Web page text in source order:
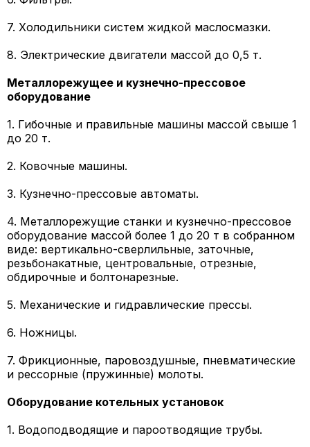
7. Холодильники систем жидкой маслосмазки.
8. Электрические двигатели массой до 0,5 т.
Металлорежущее и кузнечно-прессовое
оборудование
1. Гибочные и правильные машины массой свыше 1
до 20 т.
2. Ковочные машины.
3. Кузнечно-прессовые автоматы.
4. Металлорежущие станки и кузнечно-прессовое
оборудование массой более 1 до 20 т в собранном
виде: вертикально-сверлильные, заточные,
резьбонакатные, центровальные, отрезные,
обдирочные и болтонарезные.
5. Механические и гидравлические прессы.
6. Ножницы.
7. Фрикционные, паровоздушные, пневматические
и рессорные (пружинные) молоты.
Оборудование котельных установок
1. Водоподводящие и пароотводящие трубы.